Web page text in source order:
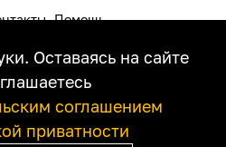
Оставаясь на сайте
соглашением
приватности
Помощь
соглашение
Правообладателям